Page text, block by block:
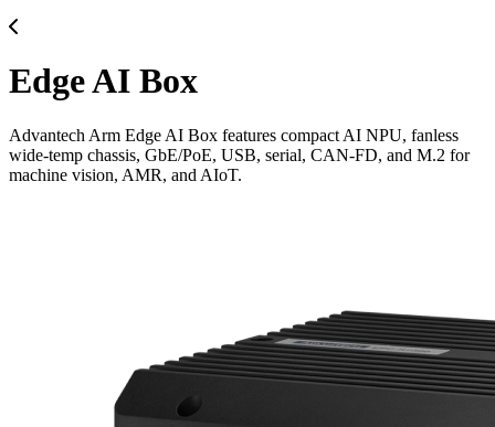
Edge AI Box
Advantech Arm Edge AI Box features compact AI NPU, fanless
wide-temp chassis, GbE/PoE, USB, serial, CAN-FD, and M.2 for
machine vision, AMR, and AIoT.